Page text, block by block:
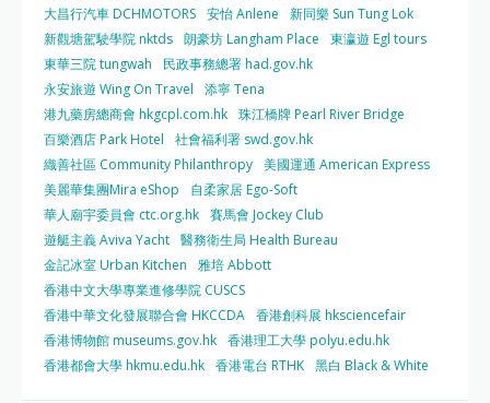
大昌行汽車 DCHMOTORS 安怡 Anlene
新同樂 Sun Tung Lok
新觀塘駕駛學院 nktds 朗豪坊 Langham Place
東瀛遊 Egl tours
東華三院 tungwah
民政事務總署 had.gov.hk
永安旅遊 Wing On Travel
添寧 Tena
港九藥房總商會 hkgcpl.com.hk 珠江橋牌 Pearl River Bridge
百樂酒店 Park Hotel
社會福利署 swd.gov.hk
織善社區 Community Philanthropy 美國運通 American Express
美麗華集團Mira eShop
自柔家居 Ego-Soft
華人廟宇委員會 ctc.org.hk 賽馬會 Jockey Club
遊艇主義 Aviva Yacht 醫務衛生局 Health Bureau
金記冰室 Urban Kitchen
雅培 Abbott
香港中文大學專業進修學院 CUSCS
香港中華文化發展聯合會 HKCCDA 香港創科展 hksciencefair
香港博物館 museums.gov.hk 香港理工大學 polyu.edu.hk
香港都會大學 hkmu.edu.hk 香港電台 RTHK 黑白 Black & White